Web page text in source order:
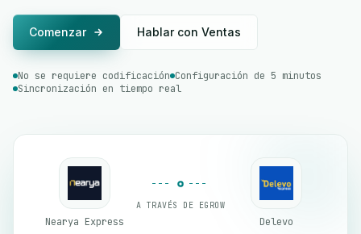
Comenzar Hablar con Ventas
No se requiere codificación Configuración de 5 minutos
Sincronización en tiempo real
Nearya Express
A TRAVÉS DE EGROW
Delevo